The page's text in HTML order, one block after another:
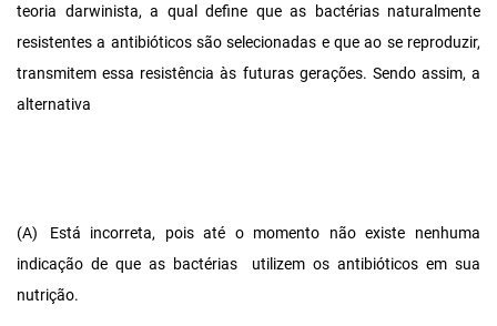
teoria darwinista, a qual define que as bactérias naturalmente
resistentes a antibióticos são selecionadas e que ao se reproduzir,
transmitem essa resistência às futuras gerações. Sendo assim, a
alternativa
(A)
Está incorreta, pois até o momento não existe nenhuma
indicação de que as bactérias utilizem os antibióticos em sua
nutrição.